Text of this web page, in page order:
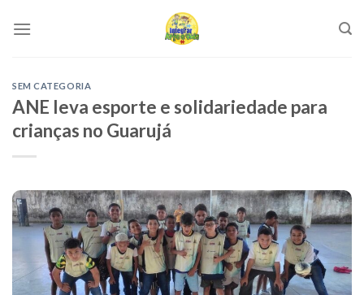
SEM CATEGORIA
ANE leva esporte e solidariedade para
crianças no Guarujá